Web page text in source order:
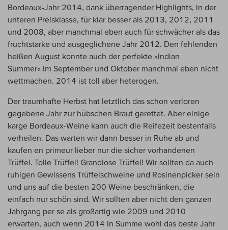
Bordeaux-Jahr 2014, dank überragender Highlights, in der
unteren Preisklasse, für klar besser als 2013, 2012, 2011
und 2008, aber manchmal eben auch für schwächer als das
fruchtstarke und ausgeglichene Jahr 2012. Den fehlenden
heißen August konnte auch der perfekte »Indian
Summer« im September und Oktober manchmal eben nicht
wettmachen. 2014 ist toll aber heterogen.
Der traumhafte Herbst hat letztlich das schon verloren
gegebene Jahr zur hübschen Braut gerettet. Aber einige
karge Bordeaux-Weine kann auch die Reifezeit bestenfalls
verheilen. Das warten wir dann besser in Ruhe ab und
kaufen en primeur lieber nur die sicher vorhandenen
Trüffel. Tolle Trüffel! Grandiose Trüffel! Wir sollten da auch
ruhigen Gewissens Trüffelschweine und Rosinenpicker sein
und uns auf die besten 200 Weine beschränken, die
einfach nur schön sind. Wir sollten aber nicht den ganzen
Jahrgang per se als großartig wie 2009 und 2010
erwarten, auch wenn 2014 in Summe wohl das beste Jahr